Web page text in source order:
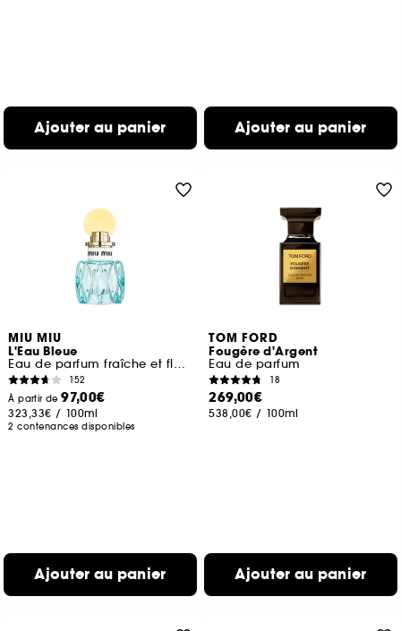
Ajouter au panier Ajouter au panier
MIU MIU
L'Eau Bleue
Eau de parfum fraîche et florale pour femme
152
À partir de97,00€
323,33€ / 100ml
2 contenances disponibles
Ajouter au panier
TOM FORD
Fougère d'Argent
Eau de parfum
18
269,00€
538,00€ / 100ml
Ajouter au panier